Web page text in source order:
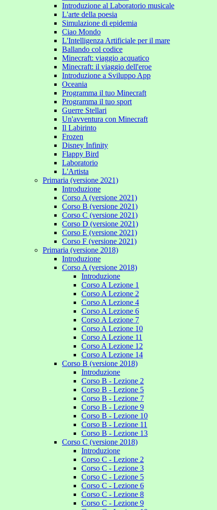
Introduzione al Laboratorio musicale
L'arte della poesia
Simulazione di epidemia
Ciao Mondo
L'Intelligenza Artificiale per il mare
Ballando col codice
Minecraft: viaggio acquatico
Minecraft: il viaggio dell'eroe
Introduzione a Sviluppo App
Oceania
Programma il tuo Minecraft
Programma il tuo sport
Guerre Stellari
Un'avventura con Minecraft
Il Labirinto
Frozen
Disney Infinity
Flappy Bird
Laboratorio
L'Artista
Primaria (versione 2021)
Introduzione
Corso A (versione 2021)
Corso B (versione 2021)
Corso C (versione 2021)
Corso D (versione 2021)
Corso E (versione 2021)
Corso F (versione 2021)
Primaria (versione 2018)
Introduzione
Corso A (versione 2018)
Introduzione
Corso A Lezione 1
Corso A Lezione 2
Corso A Lezione 4
Corso A Lezione 6
Corso A Lezione 7
Corso A Lezione 10
Corso A Lezione 11
Corso A Lezione 12
Corso A Lezione 14
Corso B (versione 2018)
Introduzione
Corso B - Lezione 2
Corso B - Lezione 5
Corso B - Lezione 7
Corso B - Lezione 9
Corso B - Lezione 10
Corso B - Lezione 11
Corso B - Lezione 13
Corso C (versione 2018)
Introduzione
Corso C - Lezione 2
Corso C - Lezione 3
Corso C - Lezione 5
Corso C - Lezione 6
Corso C - Lezione 8
Corso C - Lezione 9